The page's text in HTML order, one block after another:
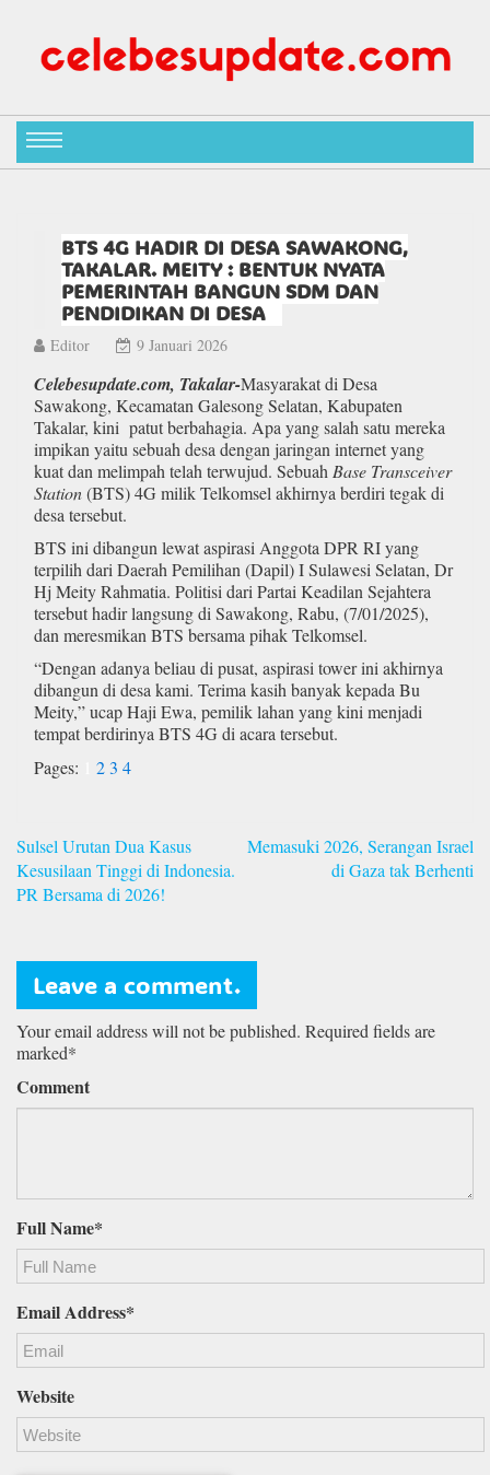
BTS 4G HADIR DI DESA SAWAKONG,
TAKALAR. MEITY : BENTUK NYATA
PEMERINTAH BANGUN SDM DAN
PENDIDIKAN DI DESA
Editor 9 Januari 2026
Celebesupdate.com, Takalar-Masyarakat di Desa
Sawakong, Kecamatan Galesong Selatan, Kabupaten
Takalar, kini patut berbahagia. Apa yang salah satu mereka
impikan yaitu sebuah desa dengan jaringan internet yang
kuat dan melimpah telah terwujud. Sebuah Base Transceiver
Station(BTS) 4G milik Telkomsel akhirnya berdiri tegak di
desa tersebut.
BTS ini dibangun lewat aspirasi Anggota DPR RI yang
terpilih dari Daerah Pemilihan (Dapil) I Sulawesi Selatan, Dr
Hj Meity Rahmatia. Politisi dari Partai Keadilan Sejahtera
tersebut hadir langsung di Sawakong, Rabu, (7/01/2025),
dan meresmikan BTS bersama pihak Telkomsel.
“Dengan adanya beliau di pusat, aspirasi tower ini akhirnya
dibangun di desa kami. Terima kasih banyak kepada Bu
Meity,” ucap Haji Ewa, pemilik lahan yang kini menjadi
tempat berdirinya BTS 4G di acara tersebut.
Pages:
23 4
Navigasi
pos
Sulsel Urutan Dua Kasus
Kesusilaan Tinggi di Indonesia.
PR Bersama di 2026!
Memasuki 2026, Serangan Israel
di Gaza tak Berhenti
Leave a comment.
Your email address will not be published. Required fields are
marked*
Comment
Full Name*
Email Address*
Website